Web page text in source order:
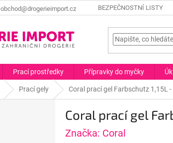
obchod@drogerieimport.cz BEZPEČNOSTNÍ LISTY
Prací prostředky Přípravky do myčky
Prací gely Coral prací gel Farbschutz 1,15L
Coral prací gel
Značka: Coral